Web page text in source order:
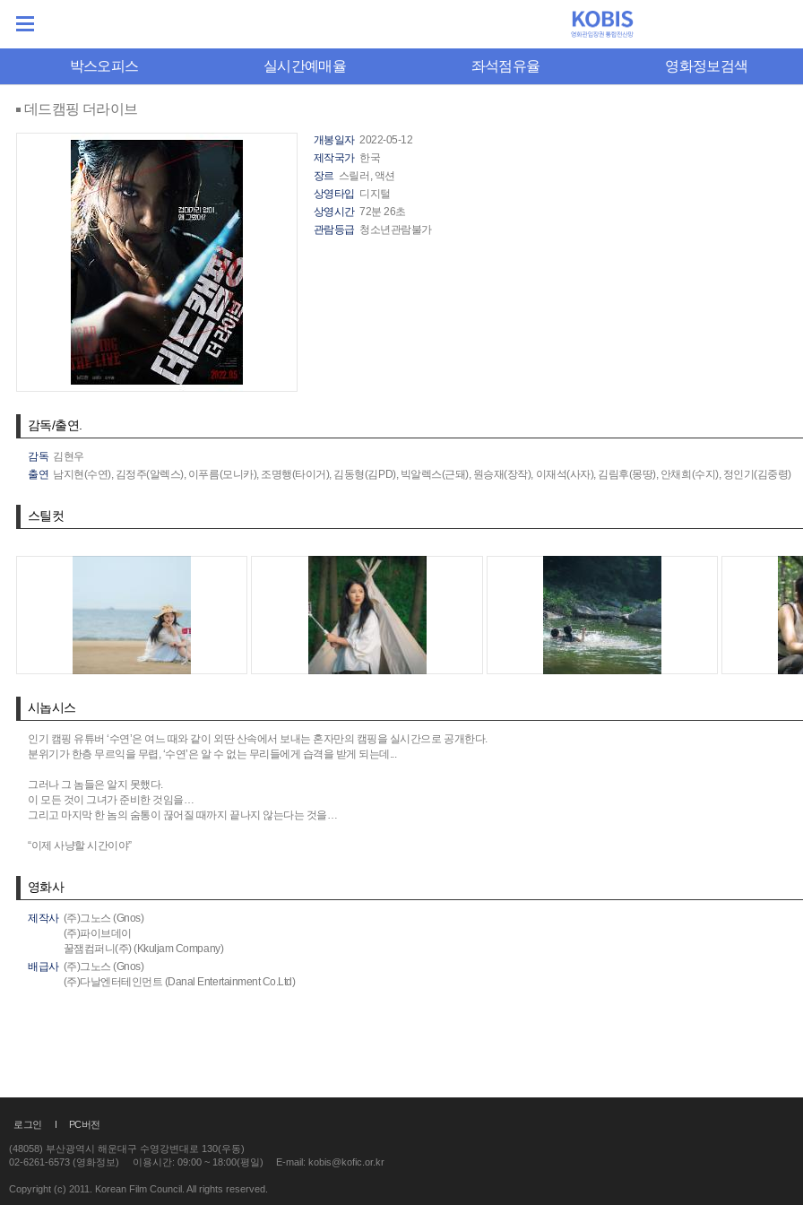
박스오피스 실시간예매율 좌석점유율 영화정보검색
데드캠핑 더라이브
개봉일자 2022-05-12
제작국가 한국
장르 스릴러, 액션
상영타입 디지털
상영시간 72분 26초
관람등급 청소년관람불가
감독/출연.
감독 김현우
출연 남지현(수연), 김정주(알렉스), 이푸름(모니카), 조명행(타이거), 김동형(김PD), 빅알렉스(근돼), 원승재(장작), 이재석(사자), 김림후(몽땅), 안채희(수지), 정인기(김중령)
스틸컷
시놉시스
인기 캠핑 유튜버 ‘수연’은 여느 때와 같이 외딴 산속에서 보내는 혼자만의 캠핑을 실시간으로 공개한다.
분위기가 한층 무르익을 무렵, ‘수연’은 알 수 없는 무리들에게 습격을 받게 되는데...
그러나 그 놈들은 알지 못했다.
이 모든 것이 그녀가 준비한 것임을…
그리고 마지막 한 놈의 숨통이 끊어질 때까지 끝나지 않는다는 것을…
“이제 사냥할 시간이야”
영화사
제작사 (주)그노스 (Gnos)
(주)파이브데이
꿀잼컴퍼니(주) (Kkuljam Company)
배급사 (주)그노스 (Gnos)
(주)다날엔터테인먼트 (Danal Entertainment Co.Ltd)
로그인 PC버전
(48058) 부산광역시 해운대구 수영강변대로 130(우동)
02-6261-6573 (영화정보)
이용시간: 09:00 ~ 18:00(평일) E-mail: kobis@kofic.or.kr
Copyright (c) 2011. Korean Film Council. All rights reserved.